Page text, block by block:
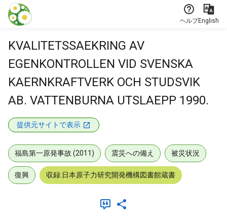
本文に飛ぶ
ヘルプEnglish
KVALITETSSAEKRING AV
EGENKONTROLLEN VID SVENSKA
KAERNKRAFTVERK OCH STUDSVIK
AB. VATTENBURNA UTSLAEPP 1990.
提供元サイトで表示
福島第一原発事故 (2011) 震災への備え 被災状況
復興 収録:日本原子力研究開発機構図書館蔵書